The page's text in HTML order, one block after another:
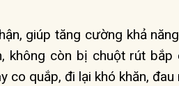
giúp tăng cường khả
không còn bị chuột rút bắp
quắp, đi lại khó khăn, đau